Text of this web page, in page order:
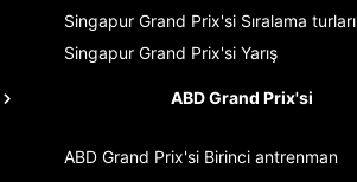
Singapur Grand Prix'si Sıralama turları
Singapur Grand Prix'si Yarış
ABD Grand Prix'si
ABD Grand Prix'si Birinci antrenman